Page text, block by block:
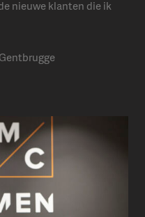
nieuwe klanten die ik